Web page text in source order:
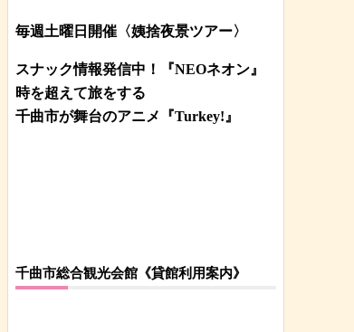
毎週土曜日開催〈姨捨夜景ツアー〉
スナック情報発信中！『NEOネオン』
時を超えて旅をする
千曲市が舞台のアニメ『Turkey!』
千曲市総合観光会館《貸館利用案内》